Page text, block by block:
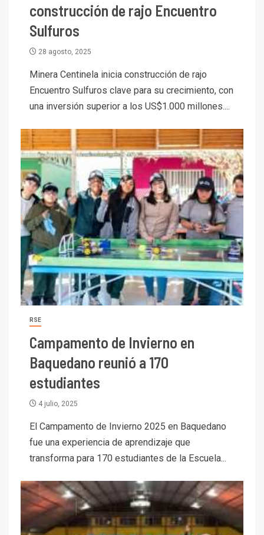
construcción de rajo Encuentro
Sulfuros
28 agosto, 2025
Minera Centinela inicia construcción de rajo
Encuentro Sulfuros clave para su crecimiento, con
una inversión superior a los US$1.000 millones....
RSE
Campamento de Invierno en
Baquedano reunió a 170
estudiantes
4 julio, 2025
El Campamento de Invierno 2025 en Baquedano
fue una experiencia de aprendizaje que
transforma para 170 estudiantes de la Escuela...